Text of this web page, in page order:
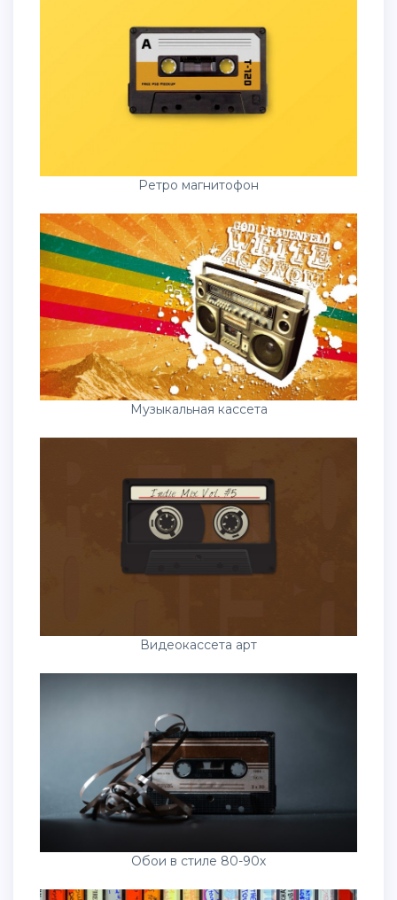
Ретро магнитофон
Музыкальная кассета
Видеокассета арт
Обои в стиле 80-90х